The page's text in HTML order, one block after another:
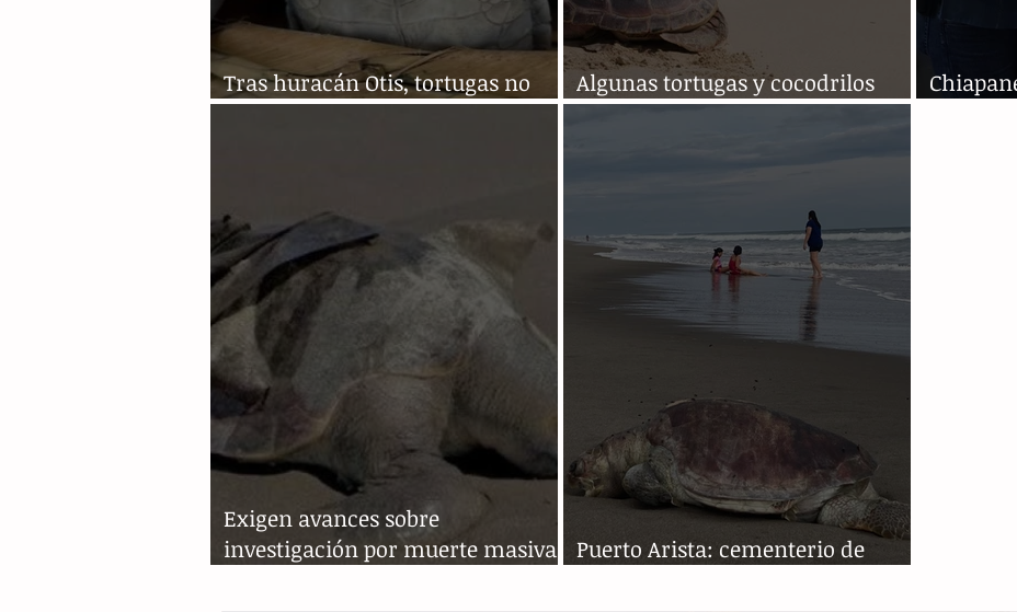
Tras huracán Otis, tortugas no
podrán desovar en las playas
Algunas tortugas y cocodrilos
pueden extinguirse en pocos años
Exigen avances sobre
investigación por muerte masiva
Puerto Arista: cementerio de